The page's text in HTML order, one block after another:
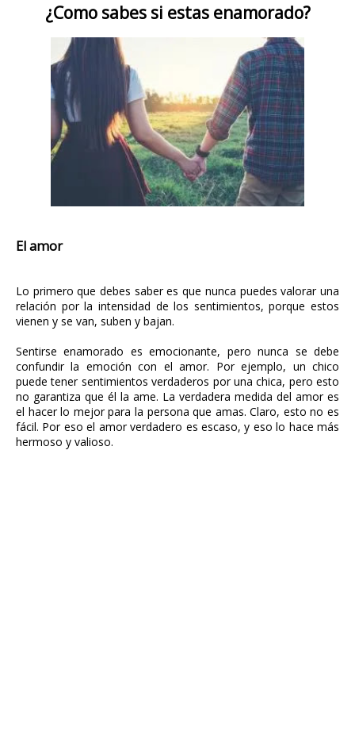
¿Como sabes si estas enamorado?
El amor
Lo primero que debes saber es que nunca puedes valorar una
relación por la intensidad de los sentimientos, porque estos
vienen y se van, suben y bajan.
Sentirse enamorado es emocionante, pero nunca se debe
confundir la emoción con el amor. Por ejemplo, un chico
puede tener sentimientos verdaderos por una chica, pero esto
no garantiza que él la ame. La verdadera medida del amor es
el hacer lo mejor para la persona que amas. Claro, esto no es
fácil. Por eso el amor verdadero es escaso, y eso lo hace más
hermoso y valioso.